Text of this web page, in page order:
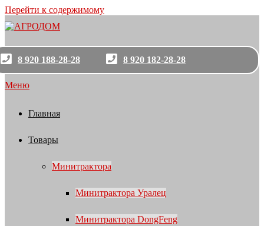
Перейти к содержимому
8 920 188-28-28 8 920 182-28-28
Меню
Главная
Товары
Минитрактора
Минитрактора Уралец
Минитрактора DongFeng